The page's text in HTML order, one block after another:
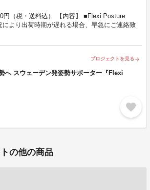
（税・送料込） 【内容】 ■Flexi Posture
より出荷時期が遅れる場合、早急にご連絡致
プロジェクトを見る arrow_forward
へ スウェーデン発姿勢サポーター『Flexi
favorite
の他の商品